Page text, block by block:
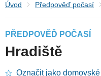
Úvod Předpověď počasí
PŘEDPOVĚĎ POČASÍ
Hradiště
Označit jako